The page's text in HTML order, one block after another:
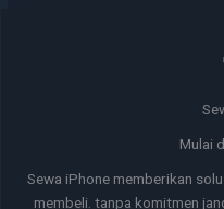
Mulai
Sewa iPhone memberikan
membeli. tanpa komitmen